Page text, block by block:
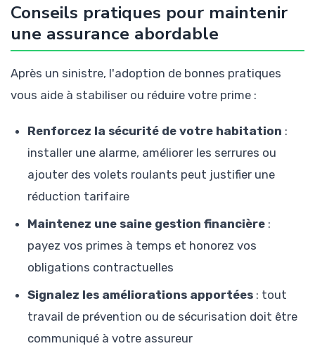
Conseils pratiques pour maintenir
une assurance abordable
Après un sinistre, l'adoption de bonnes pratiques
vous aide à stabiliser ou réduire votre prime :
Renforcez la sécurité de votre habitation :
installer une alarme, améliorer les serrures ou
ajouter des volets roulants peut justifier une
réduction tarifaire
Maintenez une saine gestion financière :
payez vos primes à temps et honorez vos
obligations contractuelles
Signalez les améliorations apportées : tout
travail de prévention ou de sécurisation doit être
communiqué à votre assureur